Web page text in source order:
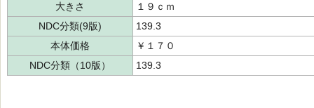
大きさ
１９ｃｍ
NDC分類(9版)
139.3
本体価格
￥１７０
NDC分類（10版）
139.3